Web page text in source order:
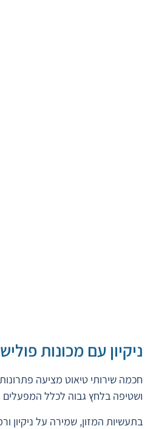
ניקיון עם מכונות
חכמה שירותי טיאוט מציעה
ושטיפה בלחץ גבוה לכלל
בתעשיות המזון, שמירה על ניקיון